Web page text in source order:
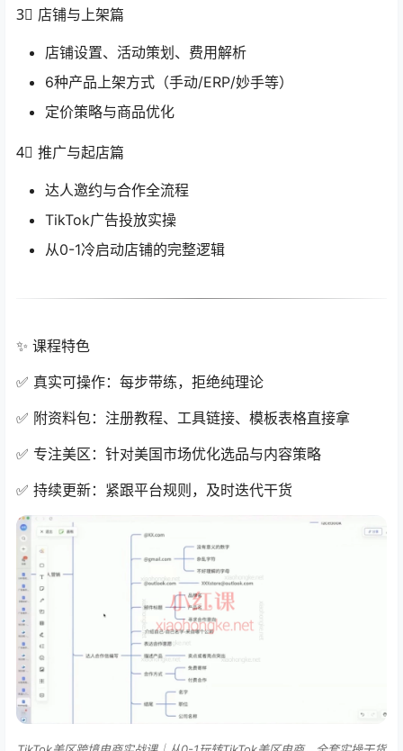
3⃣ 店铺与上架篇
店铺设置、活动策划、费用解析
6种产品上架方式（手动/ERP/妙手等）
定价策略与商品优化
4⃣ 推广与起店篇
达人邀约与合作全流程
TikTok广告投放实操
从0-1冷启动店铺的完整逻辑
✨ 课程特色
✅ 真实可操作：每步带练，拒绝纯理论
✅ 附资料包：注册教程、工具链接、模板表格直接拿
✅ 专注美区：针对美国市场优化选品与内容策略
✅ 持续更新：紧跟平台规则，及时迭代干货